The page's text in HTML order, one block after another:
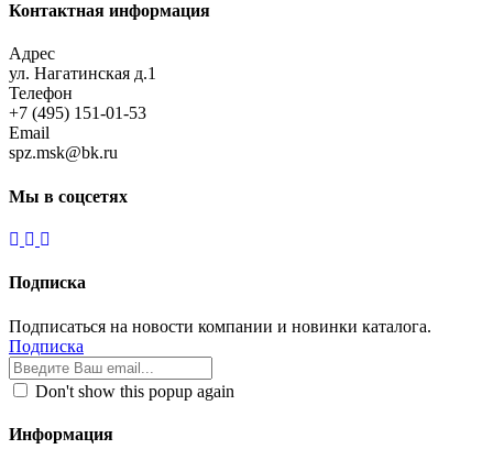
Контактная информация
Адрес
ул. Нагатинская д.1
Телефон
+7 (495) 151-01-53
Email
spz.msk@bk.ru
Мы в соцсетях
Подписка
Подписаться на новости компании и новинки каталога.
Подписка
Don't show this popup again
Информация